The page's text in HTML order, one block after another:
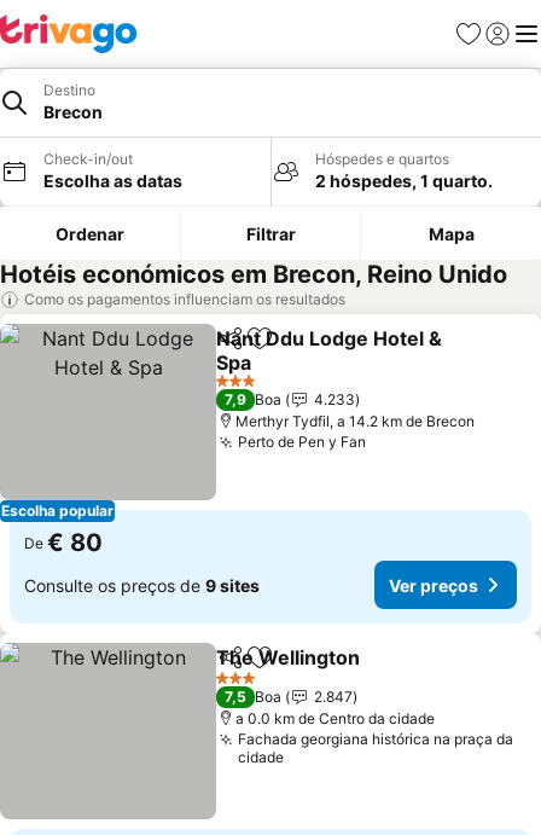
Favoritos
Iniciar
Destino
Brecon
Check-in/out
Escolha as datas
Hóspedes e quartos
2 hóspedes, 1 quarto.
Ordenar Filtrar Mapa
Hotéis económicos em Brecon, Reino Unido
Como os pagamentos influenciam os resultados
Escolha popular
PartilharAdicionar aos favoritos
Nant Ddu Lodge Hotel &
Spa
3 Estrelas
7,9 Boa
4.233
Merthyr Tydfil, a 14.2 km de Brecon
Perto de Pen y Fan
De € 80
Consulte os preços de 9 sites Ver preços
PartilharAdicionar aos favoritos
The Wellington
3 Estrelas
7,5 Boa
2.847
a 0.0 km de Centro da cidade
Fachada georgiana histórica na praça da
cidade